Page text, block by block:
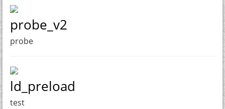
probe_v2
probe
ld_preload
test